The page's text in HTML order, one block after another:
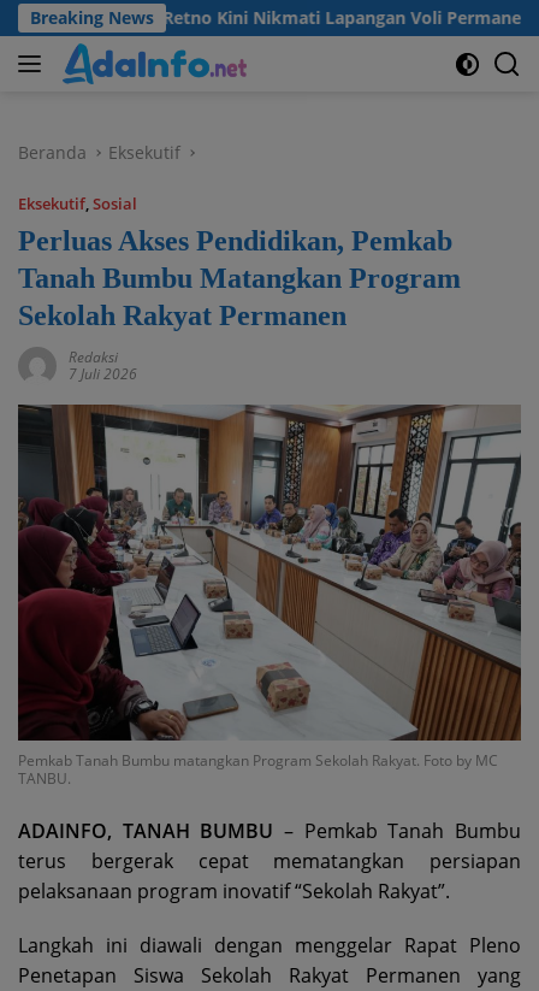
Langsung
ke
konten
Breaking News
Madu Retno Kini Nikmati Lapangan Voli Permanen Berkat
Beranda Eksekutif
Eksekutif,Sosial
Perluas Akses Pendidikan, Pemkab
Tanah Bumbu Matangkan Program
Sekolah Rakyat Permanen
Redaksi
7 Juli 2026
Pemkab Tanah Bumbu matangkan Program Sekolah Rakyat. Foto by MC
TANBU.
ADAINFO, TANAH BUMBU – Pemkab Tanah Bumbu
terus bergerak cepat mematangkan persiapan
pelaksanaan program inovatif “Sekolah Rakyat”.
Langkah ini diawali dengan menggelar Rapat Pleno
Penetapan Siswa Sekolah Rakyat Permanen yang